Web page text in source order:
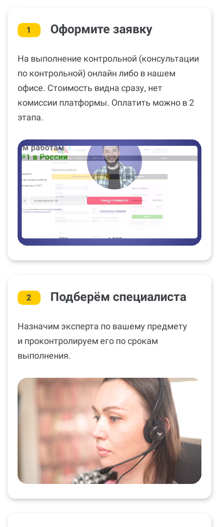
1 Оформите заявку
На выполнение контрольной (консультации
по контрольной) онлайн либо в нашем
офисе. Стоимость видна сразу, нет
комиссии платформы. Оплатить можно в 2
этапа.
2 Подберём специалиста
Назначим эксперта по вашему предмету
и проконтролируем его по срокам
выполнения.